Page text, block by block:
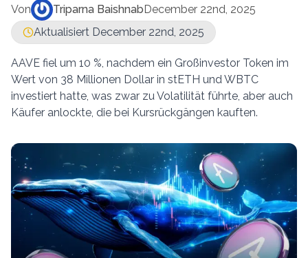
Von Triparna BaishnabDecember 22nd, 2025
Aktualisiert December 22nd, 2025
AAVE fiel um 10 %, nachdem ein Großinvestor Token im
Wert von 38 Millionen Dollar in stETH und WBTC
investiert hatte, was zwar zu Volatilität führte, aber auch
Käufer anlockte, die bei Kursrückgängen kauften.